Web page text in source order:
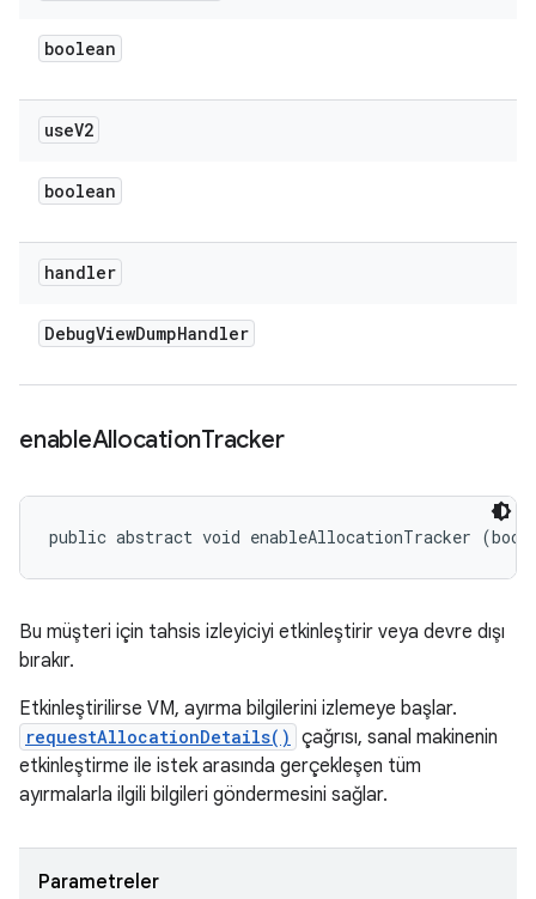
boolean
useV2
boolean
handler
DebugViewDumpHandler
enableAllocationTracker
public abstract void enableAllocationTracker
Bu müşteri için tahsis izleyiciyi etkinleştirir veya devre dışı
bırakır.
Etkinleştirilirse VM, ayırma bilgilerini izlemeye başlar.
requestAllocationDetails() çağrısı, sanal makinenin
etkinleştirme ile istek arasında gerçekleşen tüm
ayırmalarla ilgili bilgileri göndermesini sağlar.
Parametreler